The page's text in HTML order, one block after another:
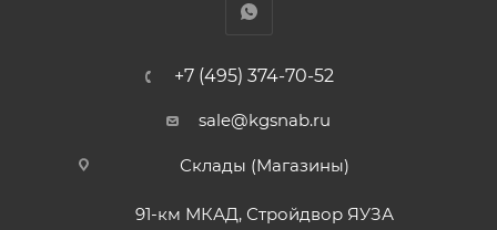
+7 (495) 374-70-52
sale@kgsnab.ru
Склады (Магазины)
91-км МКАД, Стройдвор ЯУЗА